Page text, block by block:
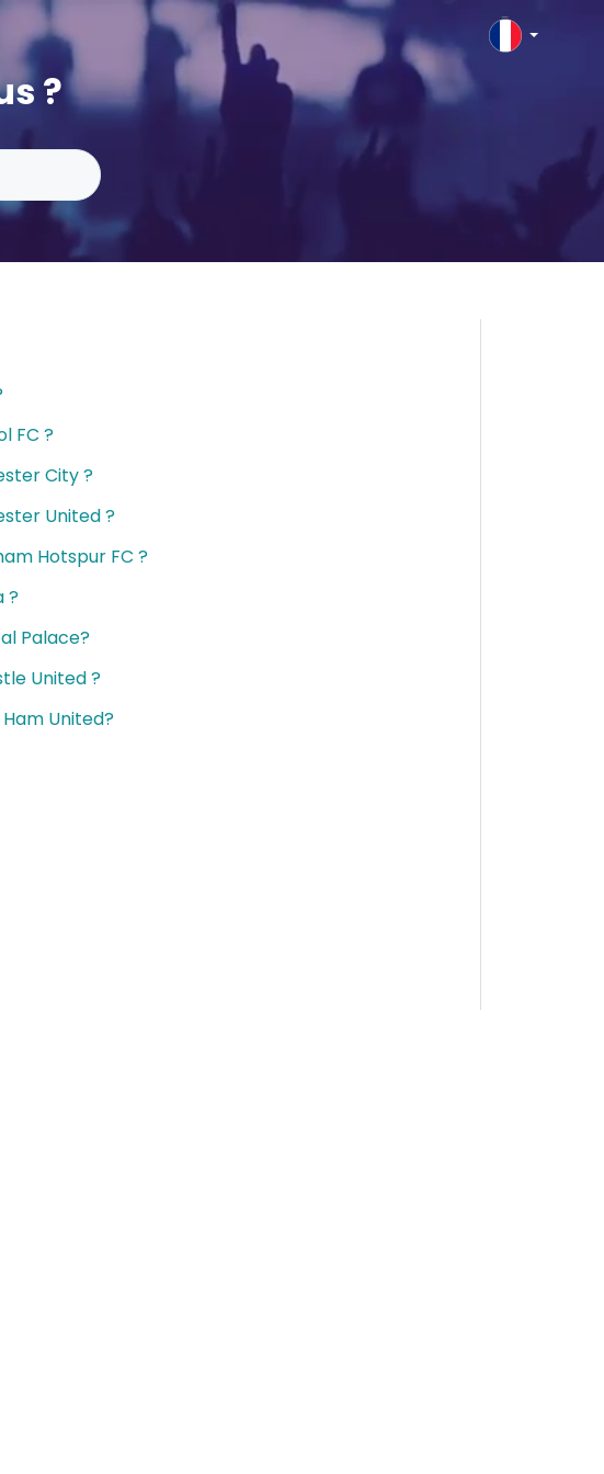
?
FC ?
City ?
United ?
Hotspur FC ?
?
Palace?
United ?
United?